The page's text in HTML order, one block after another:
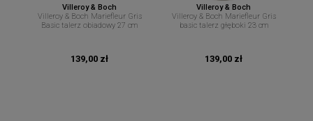
Villeroy & Boch
Villeroy & Boch Mariefleur Gris
Basic talerz obiadowy 27 cm
139,00 zł
Villeroy & Boch
Villeroy & Boch Mariefleur Gris
basic talerz głęboki 23 cm
139,00 zł